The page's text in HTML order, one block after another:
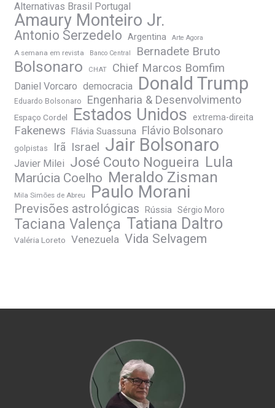
Alternativas Brasil Portugal
Amaury Monteiro Jr.
Antonio Serzedelo Argentina Arte Agora
A semana em revista Banco Central Bernadete Bruto
Bolsonaro CHAT Chief Marcos Bomfim
Daniel Vorcaro democracia Donald Trump
Eduardo Bolsonaro Engenharia & Desenvolvimento
Espaço Cordel Estados Unidos extrema-direita
Fakenews Flávia Suassuna Flávio Bolsonaro
golpistas Irã Israel Jair Bolsonaro
Javier Milei José Couto Nogueira Lula
Marúcia Coelho Meraldo Zisman
Mila Simões de Abreu Paulo Morani
Previsões astrológicas Rússia Sérgio Moro
Taciana Valença Tatiana Daltro
Valéria Loreto Venezuela Vida Selvagem